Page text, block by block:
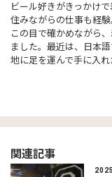
ビール好きがきっかけ
住みながらの仕事も経
この目で確かめながら
ました。最近は、日本
地に足を運んで手に入れ
関連記事